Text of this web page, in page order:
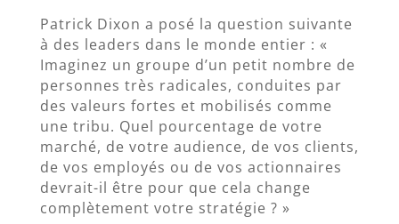
Patrick Dixon a posé la question suivante
à des leaders dans le monde entier : «
Imaginez un groupe d’un petit nombre de
personnes très radicales, conduites par
des valeurs fortes et mobilisés comme
une tribu. Quel pourcentage de votre
marché, de votre audience, de vos clients,
de vos employés ou de vos actionnaires
devrait-il être pour que cela change
complètement votre stratégie ? »